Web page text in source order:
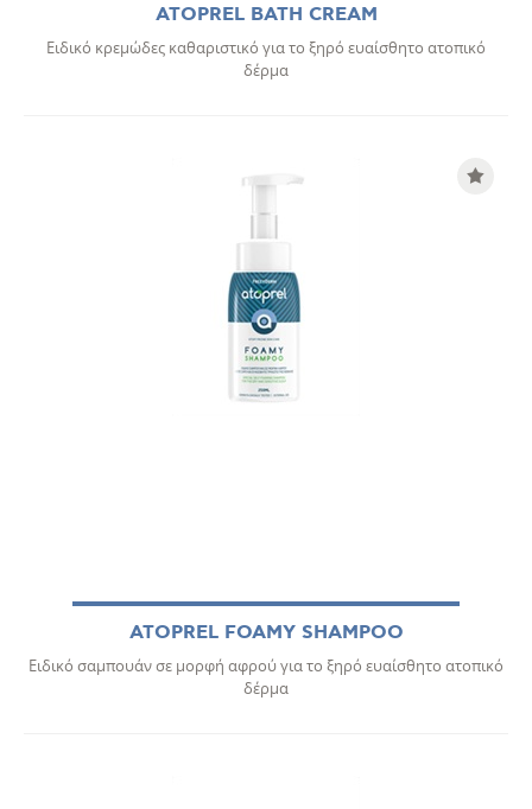
ATOPREL BATH CREAM
Ειδικό κρεμώδες καθαριστικό για το ξηρό ευαίσθητο ατοπικό
δέρμα
ATOPREL FOAMY SHAMPOO
Ειδικό σαμπουάν σε μορφή αφρού για το ξηρό ευαίσθητο ατοπικό
δέρμα